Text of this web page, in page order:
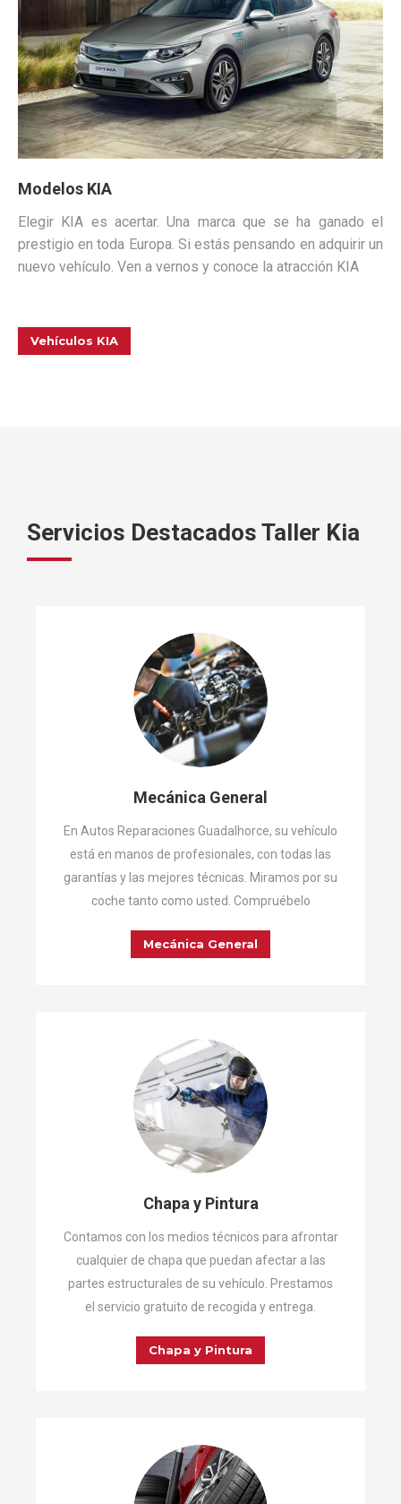
Modelos KIA
Elegir KIA es acertar. Una marca que se ha ganado el
prestigio en toda Europa. Si estás pensando en adquirir un
nuevo vehículo. Ven a vernos y conoce la atracción KIA
Vehículos KIA
Servicios Destacados Taller Kia
Mecánica General
En Autos Reparaciones Guadalhorce, su vehículo
está en manos de profesionales, con todas las
garantías y las mejores técnicas. Miramos por su
coche tanto como usted. Compruébelo
Mecánica General
Chapa y Pintura
Contamos con los medios técnicos para afrontar
cualquier de chapa que puedan afectar a las
partes estructurales de su vehículo. Prestamos
el servicio gratuito de recogida y entrega.
Chapa y Pintura